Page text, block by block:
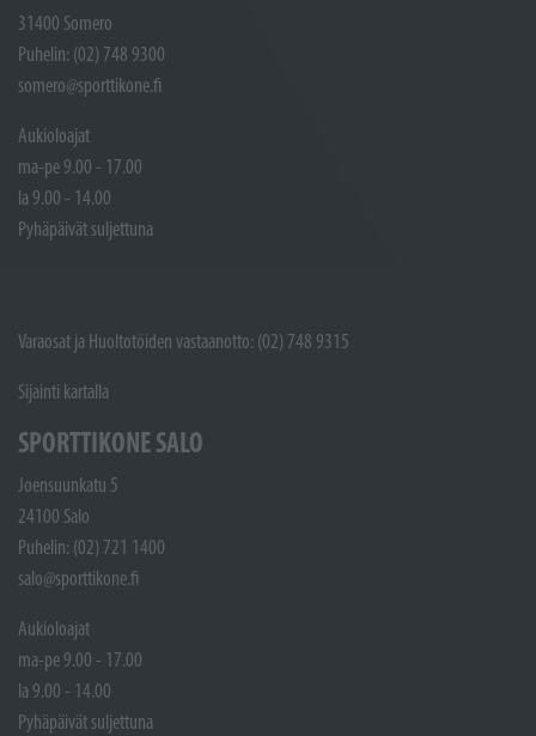
31400 Somero
Puhelin: (02) 748 9300
somero@sporttikone.fi
Aukioloajat
ma-pe 9.00 - 17.00
la 9.00 - 14.00
Pyhäpäivät suljettuna
Varaosat ja Huoltotöiden vastaanotto: (02) 748 9315
Sijainti kartalla
SPORTTIKONE SALO
Joensuunkatu 5
24100 Salo
Puhelin: (02) 721 1400
salo@sporttikone.fi
Aukioloajat
ma-pe 9.00 - 17.00
la 9.00 - 14.00
Pyhäpäivät suljettuna